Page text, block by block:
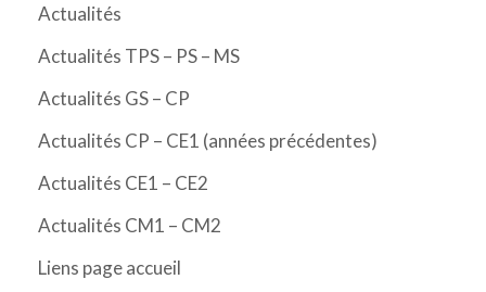
Actualités
Actualités TPS – PS – MS
Actualités GS – CP
Actualités CP – CE1 (années précédentes)
Actualités CE1 – CE2
Actualités CM1 – CM2
Liens page accueil